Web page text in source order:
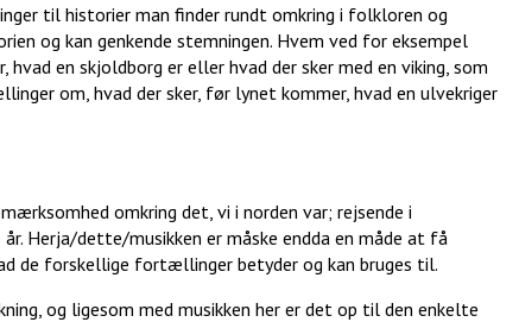
til historier man finder rundt omkring i folkloren og
og kan genkende stemningen. Hvem ved for eksempel
en skjoldborg er eller hvad der sker med en viking, som
om, hvad der sker, før lynet kommer, hvad en ulvekriger
omkring det, vi i norden var; rejsende i
Herja/dette/musikken er måske endda en måde at få
de forskellige fortællinger betyder og kan bruges til.
og ligesom med musikken her er det op til den enkelte